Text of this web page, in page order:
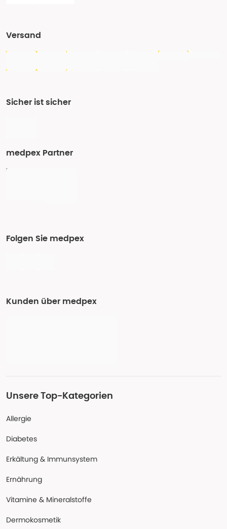
Versand
Sicher ist sicher
medpex Partner
Folgen Sie medpex
Kunden über medpex
Unsere Top-Kategorien
Allergie
Diabetes
Erkältung & Immunsystem
Ernährung
Vitamine & Mineralstoffe
Dermokosmetik